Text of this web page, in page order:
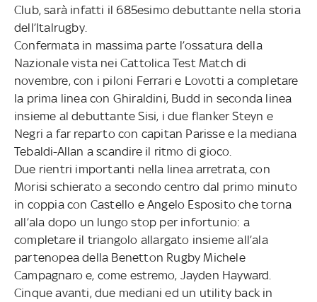
Club, sarà infatti il 685esimo debuttante nella storia
dell’Italrugby.
Confermata in massima parte l’ossatura della
Nazionale vista nei Cattolica Test Match di
novembre, con i piloni Ferrari e Lovotti a completare
la prima linea con Ghiraldini, Budd in seconda linea
insieme al debuttante Sisi, i due flanker Steyn e
Negri a far reparto con capitan Parisse e la mediana
Tebaldi-Allan a scandire il ritmo di gioco.
Due rientri importanti nella linea arretrata, con
Morisi schierato a secondo centro dal primo minuto
in coppia con Castello e Angelo Esposito che torna
all’ala dopo un lungo stop per infortunio: a
completare il triangolo allargato insieme all’ala
partenopea della Benetton Rugby Michele
Campagnaro e, come estremo, Jayden Hayward.
Cinque avanti, due mediani ed un utility back in